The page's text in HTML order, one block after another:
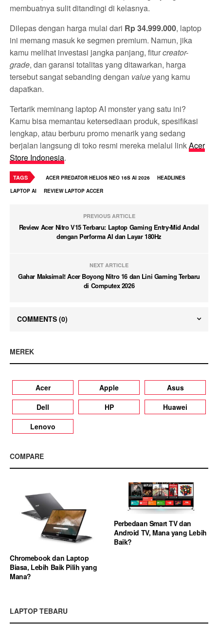
membuatnya sulit ditandingi di kelasnya.
Dilepas dengan harga mulai dari Rp 34.999.000, laptop
ini memang masuk ke segmen premium. Namun, jika
kamu melihat investasi jangka panjang, fiturcreator-
grade, dan garansi totalitas yang ditawarkan, harga
tersebut sangat sebanding dengan valueyang kamu
dapatkan.
Tertarik meminang laptop AI monster yang satu ini?
Kamu bisa memantau ketersediaan produk, spesifikasi
lengkap, atau berburu promo menarik yang sedang
berjalan langsung di toko resmi mereka melalui linkAcer
Store Indonesia.
TAGS ACER PREDATOR HELIOS NEO 16S AI 2026
HEADLINES
LAPTOP AI
REVIEW LAPTOP ACCER
PREVIOUS ARTICLE
Review Acer Nitro V15 Terbaru: Laptop Gaming Entry-Mid Andal
dengan Performa AI dan Layar 180Hz
NEXT ARTICLE
Gahar Maksimal! Acer Boyong Nitro 16 dan Lini Gaming Terbaru
di Computex 2026
COMMENTS (0)
MEREK
Acer Apple
Asus
Dell
HP
Huawei
Lenovo
COMPARE
Chromebook dan Laptop
Biasa, Lebih Baik Pilih yang
Mana?
Perbedaan Smart TV dan
Android TV, Mana yang Lebih
Baik?
LAPTOP TEBARU